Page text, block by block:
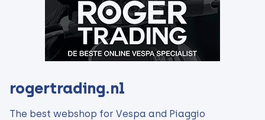
rogertrading.nl
The best webshop for Vespa and Piaggio